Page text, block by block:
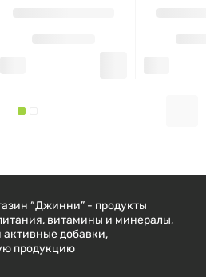
“Джинни” - продукты
витамины и минералы,
активные добавки,
продукцию